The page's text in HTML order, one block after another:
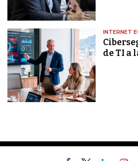
INTERNET
de TI a